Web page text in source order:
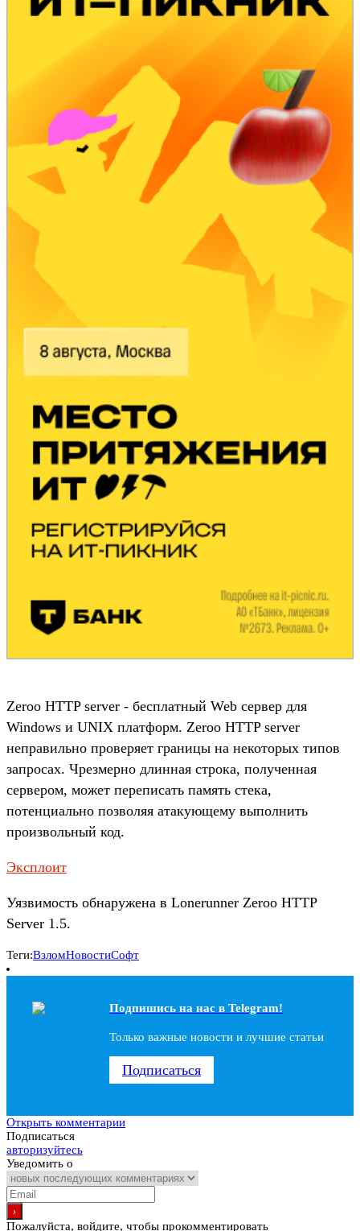
Zeroo HTTP server - бесплатный Web сервер для
Windows и UNIX платформ. Zeroo HTTP server
неправильно проверяет границы на некоторых типов
запросах. Чрезмерно длинная строка, полученная
сервером, может переписать память стека,
потенциально позволяя атакующему выполнить
произвольный код.
Эксплоит
Уязвимость обнаружена в Lonerunner Zeroo HTTP
Server 1.5.
Теги:ВзломНовостиСофт
Подпишись на наc в Telegram!
Только важные новости и лучшие статьи
Подписаться
Открыть комментарии
Подписаться
авторизуйтесь
Уведомить о
Пожалуйста, войдите, чтобы прокомментировать